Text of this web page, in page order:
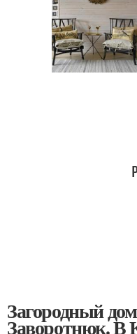
Загородный
Заворотнюк. В